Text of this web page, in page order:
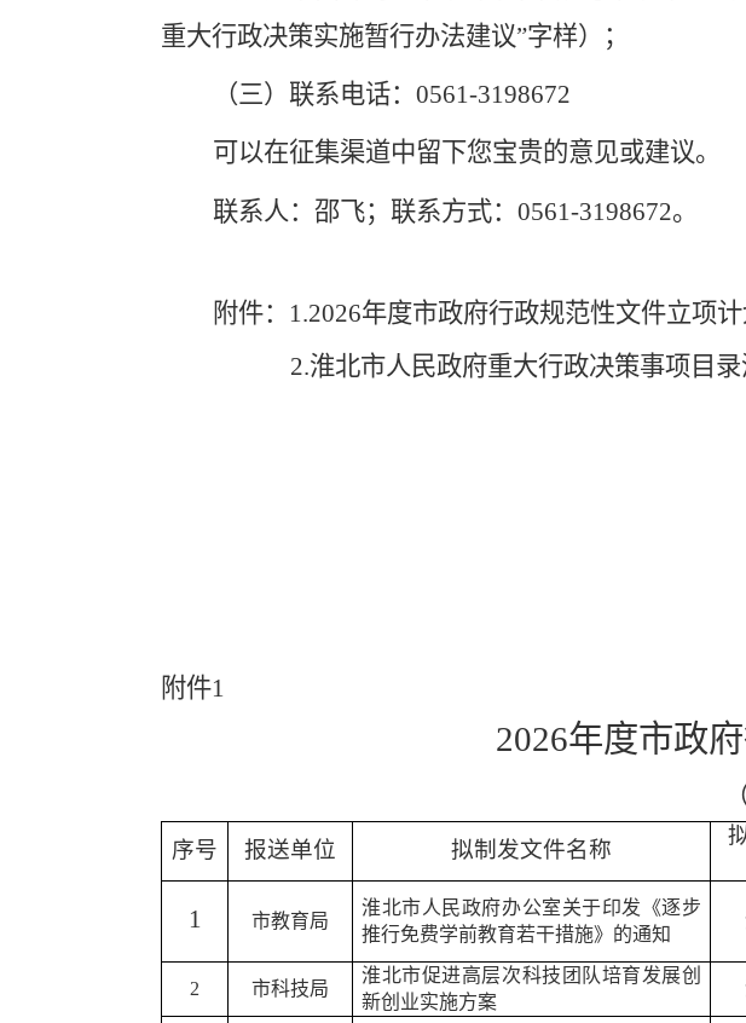
重大行政决策实施暂行办法建议”字样）；
（三）联系电话：0561-3198672
可以在征集渠道中留下您宝贵的意见或建议。
联系人：邵飞；联系方式： 0561-3198672。
附件： 1.2026年度市政府行政规范性文件立项计
2.淮北市人民政府重大行政决策事项目录
附件1
2026年度市政
序号 报送单位 拟制发文件名称
1 市教育局
淮北市人民政府办公室关于印发《逐步
推行免费学前教育若干措施》的通知
2 市科技局
淮北市促进高层次科技团队培育发展创
新创业实施方案